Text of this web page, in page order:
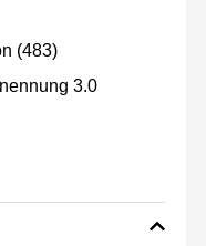
(483)
3.0